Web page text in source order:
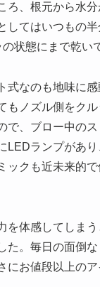
ろ、根元から水
してはいつもの
状態にまで乾い
式なのも地味に感
もノズル側をク
で、ブロー中の
LEDランプがあ
ックも近未来的
を体感してしま
た。毎日の面倒
にお値段以上のア